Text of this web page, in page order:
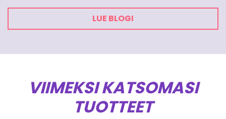
LUE BLOGI
VIIMEKSI KATSOMASI
TUOTTEET